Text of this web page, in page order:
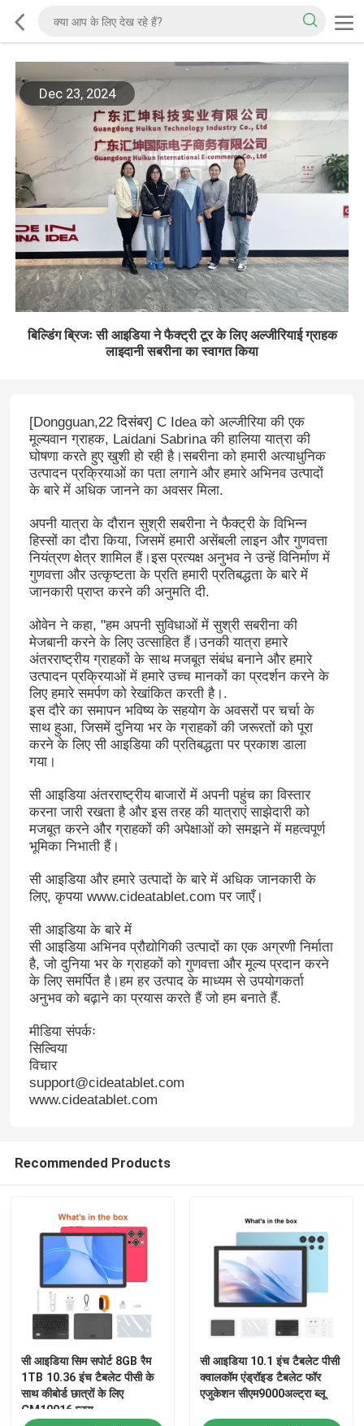
Dec 23, 2024
बिल्डिंग ब्रिजः सी आइडिया ने फैक्ट्री टूर के लिए अल्जीरियाई ग्राहक
लाइदानी सबरीना का स्वागत किया
[Dongguan,22 दिसंबर] C Idea को अल्जीरिया की एक
मूल्यवान ग्राहक, Laidani Sabrina की हालिया यात्रा की
घोषणा करते हुए खुशी हो रही है।सबरीना को हमारी अत्याधुनिक
उत्पादन प्रक्रियाओं का पता लगाने और हमारे अभिनव उत्पादों
के बारे में अधिक जानने का अवसर मिला.
अपनी यात्रा के दौरान सुश्री सबरीना ने फैक्ट्री के विभिन्न
हिस्सों का दौरा किया, जिसमें हमारी असेंबली लाइन और गुणवत्ता
नियंत्रण क्षेत्र शामिल हैं।इस प्रत्यक्ष अनुभव ने उन्हें विनिर्माण में
गुणवत्ता और उत्कृष्टता के प्रति हमारी प्रतिबद्धता के बारे में
जानकारी प्राप्त करने की अनुमति दी.
ओवेन ने कहा, "हम अपनी सुविधाओं में सुश्री सबरीना की
मेजबानी करने के लिए उत्साहित हैं।उनकी यात्रा हमारे
अंतरराष्ट्रीय ग्राहकों के साथ मजबूत संबंध बनाने और हमारे
उत्पादन प्रक्रियाओं में हमारे उच्च मानकों का प्रदर्शन करने के
लिए हमारे समर्पण को रेखांकित करती है।.
इस दौरे का समापन भविष्य के सहयोग के अवसरों पर चर्चा के
साथ हुआ, जिसमें दुनिया भर के ग्राहकों की जरूरतों को पूरा
करने के लिए सी आइडिया की प्रतिबद्धता पर प्रकाश डाला
गया।
सी आइडिया अंतरराष्ट्रीय बाजारों में अपनी पहुंच का विस्तार
करना जारी रखता है और इस तरह की यात्राएं साझेदारी को
मजबूत करने और ग्राहकों की अपेक्षाओं को समझने में महत्वपूर्ण
भूमिका निभाती हैं।
सी आइडिया और हमारे उत्पादों के बारे में अधिक जानकारी के
लिए, कृपया www.cideatablet.com पर जाएँ।
सी आइडिया के बारे में
सी आइडिया अभिनव प्रौद्योगिकी उत्पादों का एक अग्रणी निर्माता
है, जो दुनिया भर के ग्राहकों को गुणवत्ता और मूल्य प्रदान करने
के लिए समर्पित है।हम हर उत्पाद के माध्यम से उपयोगकर्ता
अनुभव को बढ़ाने का प्रयास करते हैं जो हम बनाते हैं.
मीडिया संपर्कः
सिल्विया
विचार
support@cideatablet.com
www.cideatablet.com
Recommended Products
सी आइडिया सिम सपोर्ट 8GB रैम
1TB 10.36 इंच टैबलेट पीसी के
साथ कीबोर्ड छात्रों के लिए
CM10016 प्लस
सी आइडिया 10.1 इंच टैबलेट पीसी
क्वालकॉम एंड्रॉइड टैबलेट फॉर
एजुकेशन सीएम9000अल्ट्रा ब्लू